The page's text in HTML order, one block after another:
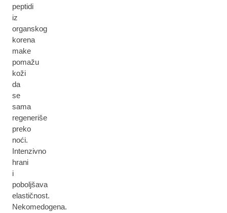
peptidi
iz
organskog
korena
make
pomažu
koži
da
se
sama
regeneriše
preko
noći.
Intenzivno
hrani
i
poboljšava
elastičnost.
Nekomedogena.